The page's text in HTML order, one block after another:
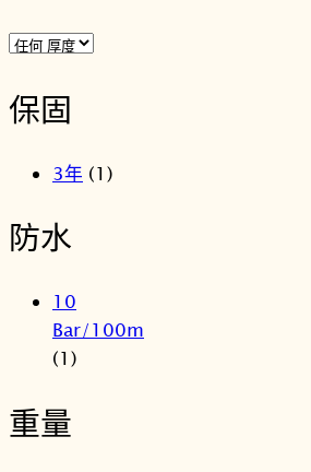
保固
3年 (1)
防水
10
Bar/100m
(1)
重量